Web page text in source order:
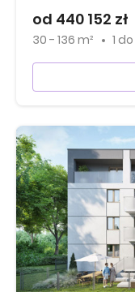
od 440 152 zł
30 - 136 m² 1 do